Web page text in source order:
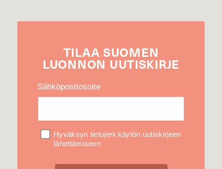
TILAA SUOMEN
LUONNON UUTIS­KIRJE
Sähköpostiosoite
Hyväksyn tietojeni käytön uutiskirjeen
lähettämiseen